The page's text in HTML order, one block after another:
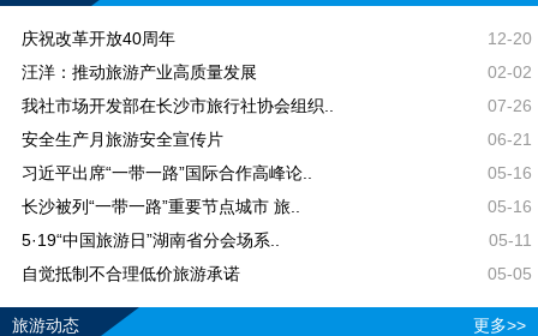
庆祝改革开放40周年
12-20
汪洋：推动旅游产业高质量发展
02-02
我社市场开发部在长沙市旅行社协会组织..
07-26
安全生产月旅游安全宣传片
06-21
习近平出席“一带一路”国际合作高峰论..
05-16
长沙被列“一带一路”重要节点城市 旅..
05-16
5·19“中国旅游日”湖南省分会场系..
05-11
自觉抵制不合理低价旅游承诺
05-05
旅游动态 更多>>